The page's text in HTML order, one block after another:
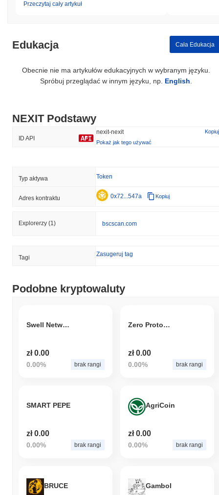
Przeczytaj cały artykuł
Edukacja Cała Edukacja
Obecnie nie ma artykułów edukacyjnych w wybranym języku.
Spróbuj przeglądać w innym języku, np. English.
NEXIT Podstawy
ID API
nexit-nexit
Kopiuj
Pokaż jak tego używać
Typ aktywa Token
Adres kontraktu 0x72...547a Kopiuj
Explorerzy (1) bscscan.com
Tagi Zasugeruj tag
Podobne kryptowaluty
Swell Network Club
zł 0.00
0.00% brak rangi
Zero Protocol
zł 0.00
0.00% brak rangi
SMART PEPE
zł 0.00
0.00% brak rangi
AgriCoin
zł 0.00
0.00% brak rangi
BRUCE Gambol